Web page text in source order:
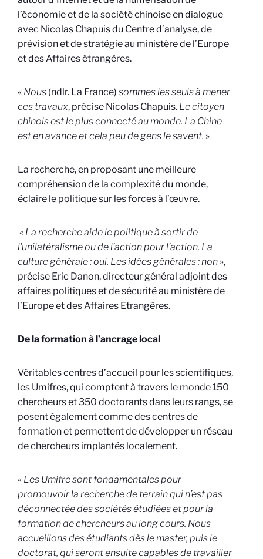
l’économie et de la société chinoise en dialogue
avec Nicolas Chapuis du Centre d’analyse, de
prévision et de stratégie au ministère de l’Europe
et des Affaires étrangères.
« Nous (ndlr. La France) sommes les seuls à mener
ces travaux, précise Nicolas Chapuis. Le citoyen
chinois est le plus connecté au monde. La Chine
est en avance et cela peu de gens le savent. »
La recherche, en proposant une meilleure
compréhension de la complexité du monde,
éclaire le politique sur les forces à l’œuvre.
« La recherche aide le politique à sortir de
l’unilatéralisme ou de l’action pour l’action. La
culture générale : oui. Les idées générales : non »,
précise Eric Danon, directeur général adjoint des
affaires politiques et de sécurité au ministère de
l’Europe et des Affaires Etrangères.
De la formation à l’ancrage local
Véritables centres d’accueil pour les scientifiques,
les Umifres, qui comptent à travers le monde 150
chercheurs et 350 doctorants dans leurs rangs, se
posent également comme des centres de
formation et permettent de développer un réseau
de chercheurs implantés localement.
« Les Umifre sont fondamentales pour
promouvoir la recherche de terrain qui n’est pas
déconnectée des sociétés étudiées et pour la
formation de chercheurs au long cours. Nous
accueillons des étudiants dès le master, puis le
doctorat, qui seront ensuite capables de travailler